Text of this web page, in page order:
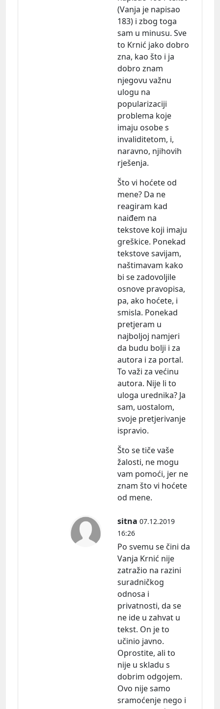
(Vanja je napisao
183) i zbog toga
sam u minusu. Sve
to Krnić jako dobro
zna, kao što i ja
dobro znam
njegovu važnu
ulogu na
popularizaciji
problema koje
imaju osobe s
invaliditetom, i,
naravno, njihovih
rješenja.
Što vi hoćete od
mene? Da ne
reagiram kad
naiđem na
tekstove koji imaju
greškice. Ponekad
tekstove savijam,
naštimavam kako
bi se zadovoljile
osnove pravopisa,
pa, ako hoćete, i
smisla. Ponekad
pretjeram u
najboljoj namjeri
da budu bolji i za
autora i za portal.
To važi za većinu
autora. Nije li to
uloga urednika? Ja
sam, uostalom,
svoje pretjerivanje
ispravio.
Što se tiče vaše
žalosti, ne mogu
vam pomoći, jer ne
znam što vi hoćete
od mene.
sitna 07.12.2019
16:26
Po svemu se čini da
Vanja Krnić nije
zatražio na razini
suradničkog
odnosa i
privatnosti, da se
ne ide u zahvat u
tekst. On je to
učinio javno.
Oprostite, ali to
nije u skladu s
dobrim odgojem.
Ovo nije samo
sramoćenje nego i